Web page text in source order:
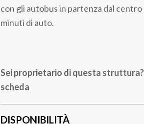
con gli autobus in partenza dal
minuti di auto.
Sei proprietario di questa
scheda
DISPONIBILITÀ